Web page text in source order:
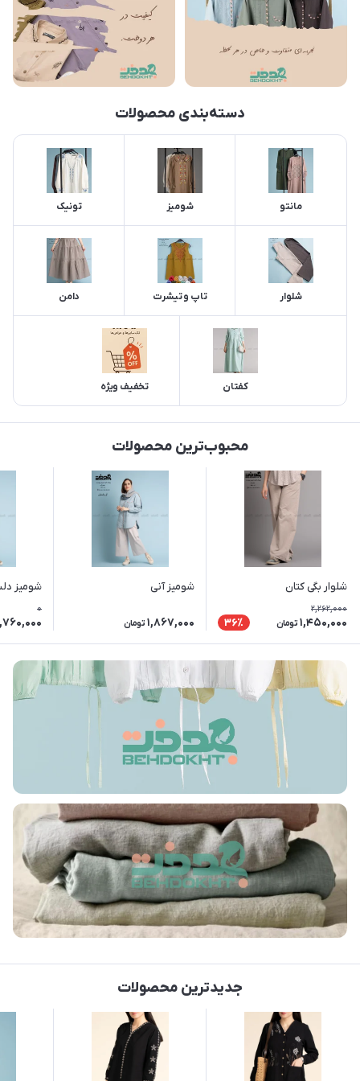
دسته‌بندی محصولات
مانتو شومیز تونیک
شلوار تاپ و تیشرت دامن
کفتان تخفیف ویژه
محبوب‌ترین محصولات
شلوار بگی کتان
2,262,000
1,450,000 تومان 36٪
شومیز آنی
1,867,000 تومان
شومیز
0
جدیدترین محصولات